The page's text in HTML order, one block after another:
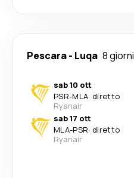
Pescara- Luqa 8 giorni
sab 10 ott
PSR-MLA· diretto
Ryanair
sab 17 ott
MLA-PSR· diretto
Ryanair